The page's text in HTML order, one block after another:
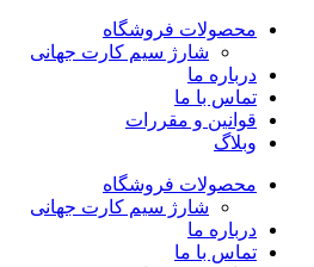
محصولات فروشگاه
شارژ سیم کارت جهانی
درباره ما
تماس با ما
قوانین و مقررات
وبلاگ
محصولات فروشگاه
شارژ سیم کارت جهانی
درباره ما
تماس با ما